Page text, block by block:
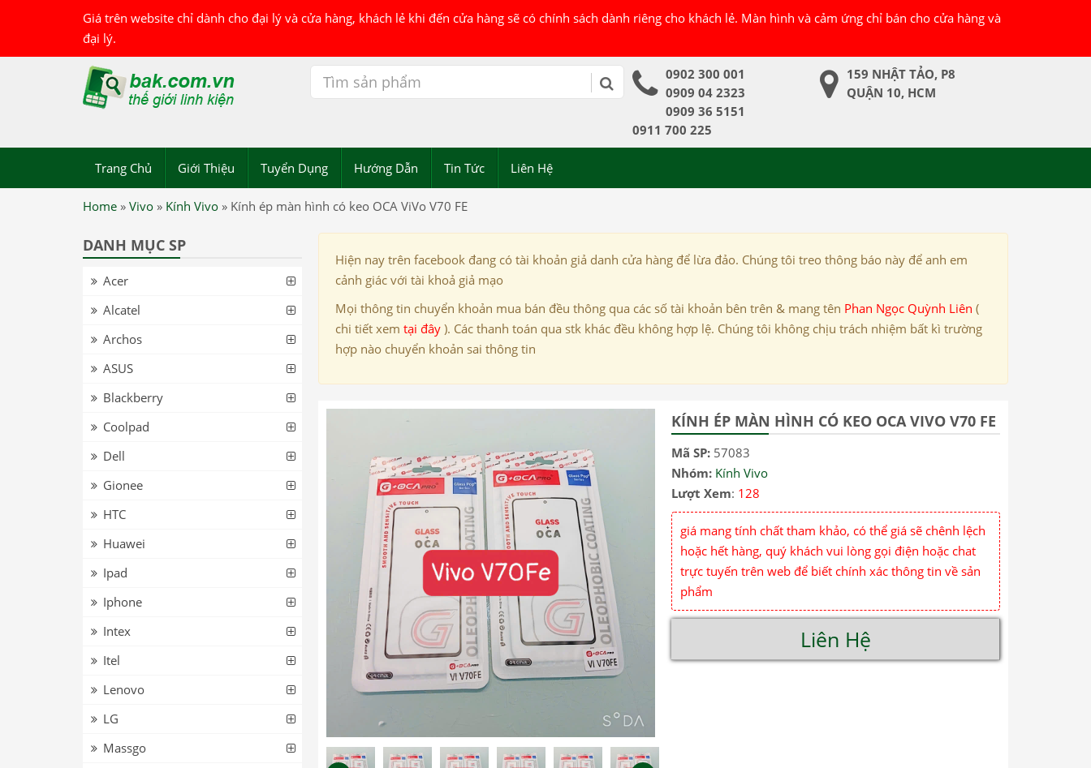
Giá trên website chỉ dành cho đại lý và cửa hàng, khách lẻ khi đến cửa hàng sẽ có chính sách dành riêng cho khách lẻ. Màn hình và cảm ứng chỉ bán cho cửa hàng và
đại lý.
0902 300 001
0909 04 2323
0909 36 5151
0911 700 225
159 NHẬT TẢO, P8
QUẬN 10, HCM
Trang Chủ Giới Thiệu Tuyển Dụng Hướng Dẫn Tin Tức Liên Hệ
Home » Vivo » Kính Vivo » Kính ép màn hình có keo OCA ViVo V70 FE
Hiện nay trên facebook đang có tài khoản giả danh cửa hàng để lừa đảo. Chúng tôi treo thông báo này để anh em
cảnh giác với tài khoả giả mạo
Mọi thông tin chuyển khoản mua bán đều thông qua các số tài khoản bên trên & mang tên Phan Ngọc Quỳnh Liên (
chi tiết xem tại đây ). Các thanh toán qua stk khác đều không hợp lệ. Chúng tôi không chịu trách nhiệm bất kì trường
hợp nào chuyển khoản sai thông tin
KÍNH ÉP MÀN HÌNH CÓ KEO OCA VIVO V70 FE
Mã SP: 57083
Nhóm: Kính Vivo
Lượt Xem: 128
giá mang tính chất tham khảo, có thể giá sẽ chênh lệch
hoặc hết hàng, quý khách vui lòng gọi điện hoặc chat
trực tuyến trên web để biết chính xác thông tin về sản
phẩm
Liên Hệ
DANH MỤC SP
Acer
Alcatel
Archos
ASUS
Blackberry
Coolpad
Dell
Gionee
HTC
Huawei
Ipad
Iphone
Intex
Itel
Lenovo
LG
Massgo